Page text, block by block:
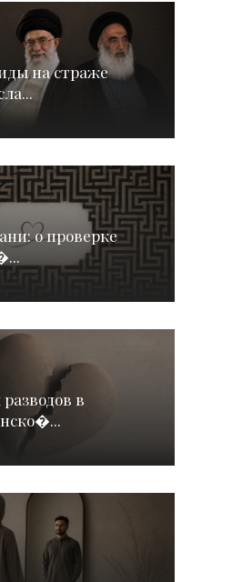
на страже
о проверке
в